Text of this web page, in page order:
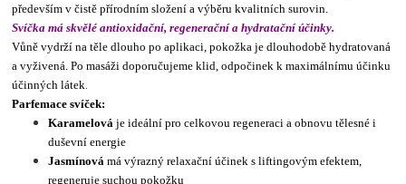
především v čistě přírodním složení a výběru kvalitních surovin.
Svíčka má skvělé antioxidační, regenerační a hydratační účinky.
Vůně vydrží na těle dlouho po aplikaci, pokožka je dlouhodobě hydratovaná
a vyživená. Po masáži doporučujeme klid, odpočinek k maximálnímu účinku
účinných látek.
Parfemace svíček:
Karamelová je ideální pro celkovou regeneraci a obnovu tělesné i
duševní energie
Jasmínová má výrazný relaxační účinek s liftingovým efektem,
regeneruje suchou pokožku